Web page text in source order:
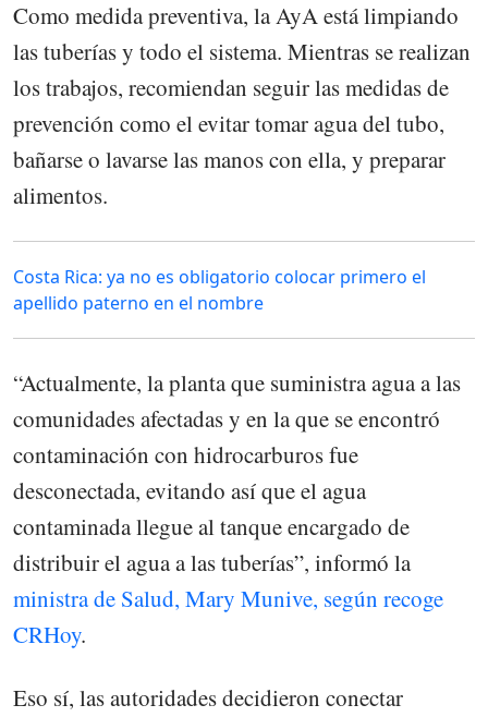
Como medida preventiva, la AyA está limpiando
las tuberías y todo el sistema. Mientras se realizan
los trabajos, recomiendan seguir las medidas de
prevención como el evitar tomar agua del tubo,
bañarse o lavarse las manos con ella, y preparar
alimentos.
Costa Rica: ya no es obligatorio colocar primero el
apellido paterno en el nombre
“Actualmente, la planta que suministra agua a las
comunidades afectadas y en la que se encontró
contaminación con hidrocarburos fue
desconectada, evitando así que el agua
contaminada llegue al tanque encargado de
distribuir el agua a las tuberías”, informó la
ministra de Salud, Mary Munive, según recoge
CRHoy.
Eso sí, las autoridades decidieron conectar